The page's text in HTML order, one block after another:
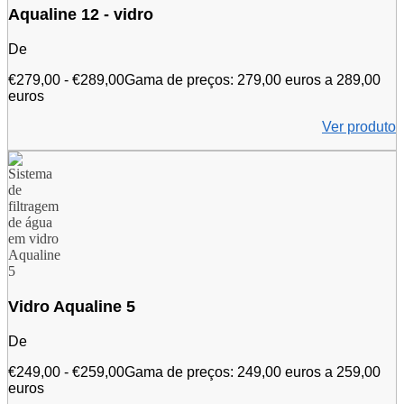
Aqualine 12 - vidro
De
€279,00 - €289,00Gama de preços: 279,00 euros a 289,00
euros
Ver produto
Vidro Aqualine 5
De
€249,00 - €259,00Gama de preços: 249,00 euros a 259,00
euros